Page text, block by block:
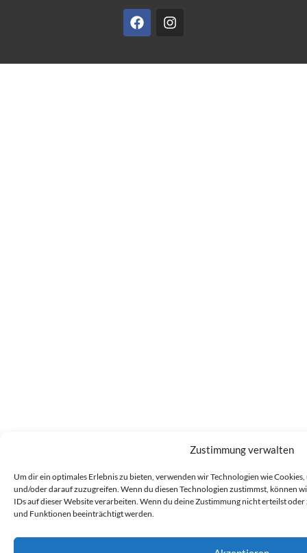
Zustimmung verwalten
Um dir ein optimales Erlebnis zu bieten, verwenden wir Technologien wie
und/oder darauf zuzugreifen. Wenn du diesen Technologien zustimmst, können
IDs auf dieser Website verarbeiten. Wenn du deine Zustimmung nicht erteilst
und Funktionen beeinträchtigt werden.